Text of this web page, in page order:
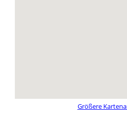
Größere